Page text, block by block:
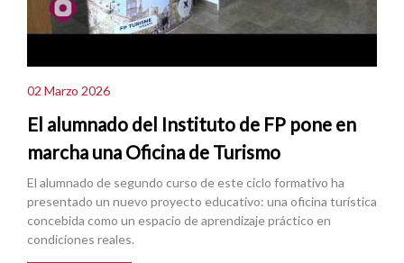
02 Marzo 2026
El alumnado del Instituto de FP pone en
marcha una Oficina de Turismo
El alumnado de segundo curso de este ciclo formativo ha
presentado un nuevo proyecto educativo: una oficina turística
concebida como un espacio de aprendizaje práctico en
condiciones reales.